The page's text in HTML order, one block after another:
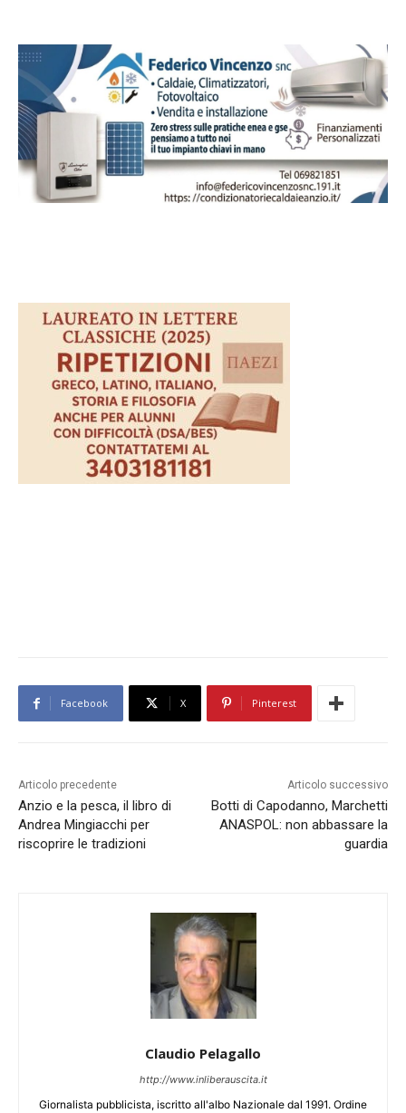
Facebook X Pinterest
Articolo precedente
Anzio e la pesca, il libro di
Andrea Mingiacchi per
riscoprire le tradizioni
Articolo successivo
Botti di Capodanno, Marchetti
ANASPOL: non abbassare la
guardia
Claudio Pelagallo
http://www.inliberauscita.it
Giornalista pubblicista, iscritto all'albo Nazionale dal 1991. Ordine